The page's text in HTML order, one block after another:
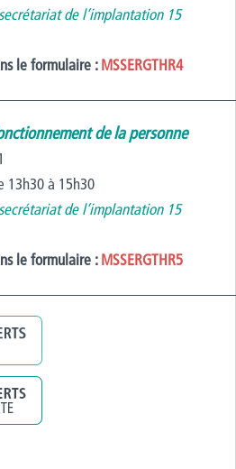
de l’implantation 15
le formulaire :MSSERGTHR4
de la personne
13h30 à 15h30
de l’implantation 15
le formulaire :MSSERGTHR5